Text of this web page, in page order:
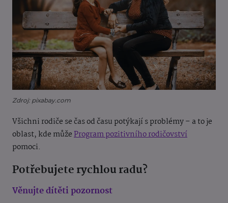
Zdroj: pixabay.com
Všichni rodiče se čas od času potýkají s problémy – a to je
oblast, kde můžeProgram pozitivního rodičovství
pomoci.
Potřebujete rychlou radu?
Věnujte dítěti pozornost